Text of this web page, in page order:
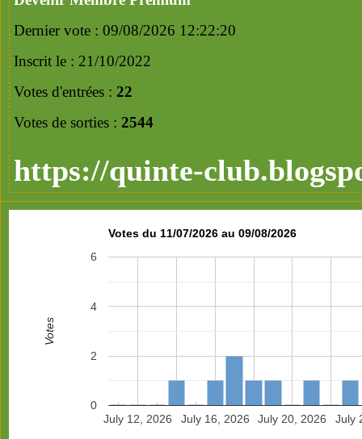
Dernier vote : 09/08/2026 12:22:20
Inscrit le : 21/10/2022
Votes d'entrées : 22
Votes de sorties : 2544
https://quinte-
Votes du 11/07/2026 au 09/08/2026
July 12, 2026 July 16, 2026 July 20, 2026 July
0
2
4
6
Votes